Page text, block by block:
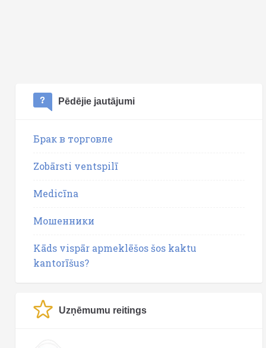
Pēdējie jautājumi
Брак в торговле
Zobārsti ventspilī
Medicīna
Мошенники
Kāds vispār apmeklēšos šos kaktu
kantorīšus?
Uzņēmumu reitings